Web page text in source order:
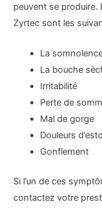
peuvent se
Zyrtec sont les
La
La bouche
Irritabilité
Perte de
Mal de gorge
Douleurs
Gonflement
Si l’un de ces
contactez votre